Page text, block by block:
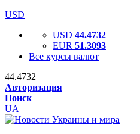
USD
USD 44.4732
EUR 51.3093
Все курсы валют
44.4732
Авторизация
Поиск
UA